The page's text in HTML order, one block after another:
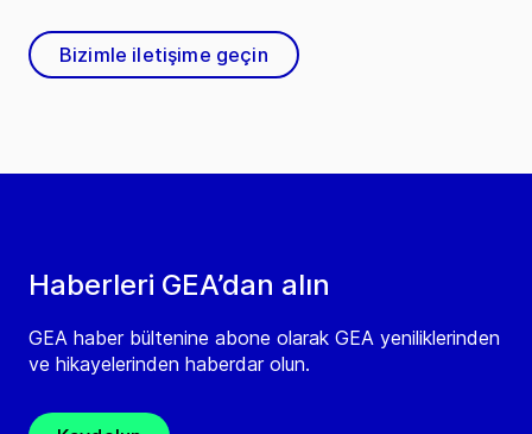
Haberleri GEA’dan alın
GEA haber bültenine abone olarak GEA yeniliklerinden
ve hikayelerinden haberdar olun.
Bizimle iletişime geçin